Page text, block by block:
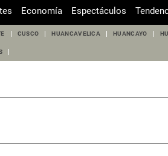
Economía Espectáculos
CUSCO HUANCAVELICA HUANCAYO